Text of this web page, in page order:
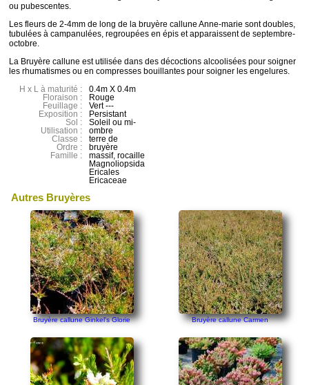
ou pubescentes.
Les fleurs de 2-4mm de long de la bruyère callune Anne-marie sont doubles,
tubulées à campanulées, regroupées en épis et apparaissent de septembre-
octobre.
La Bruyère callune est utilisée dans des décoctions alcoolisées pour soigner
les rhumatismes ou en compresses bouillantes pour soigner les engelures.
H x L à maturité :
Floraison :
Feuillage :
Exposition :
Sol :
Utilisation :
Classe :
Ordre :
Famille :
0.4m X 0.4m
Rouge
Vert ---
Persistant
Soleil ou mi-
ombre
terre de
bruyère
massif, rocaille
Magnoliopsida
Ericales
Ericaceae
Autres Bruyères
Bruyère callune Ginkel's Glorie Bruyère callune Carmen